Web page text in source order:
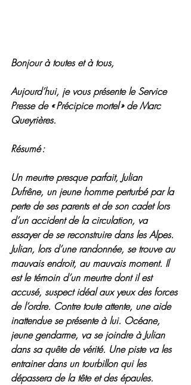
Bonjour à toutes et à tous,
Aujourd’hui, je vous présente le Service
Presse de « Précipice mortel » de Marc
Queyrières.
Résumé :
Un meurtre presque parfait, Julian
Dufrêne, un jeune homme perturbé par la
perte de ses parents et de son cadet lors
d’un accident de la circulation, va
essayer de se reconstruire dans les Alpes.
Julian, lors d’une randonnée, se trouve au
mauvais endroit, au mauvais moment. Il
est le témoin d’un meurtre dont il est
accusé, suspect idéal aux yeux des forces
de l’ordre. Contre toute attente, une aide
inattendue se présente à lui. Océane,
jeune gendarme, va se joindre à Julian
dans sa quête de vérité. Une piste va les
entrainer dans un tourbillon qui les
dépassera de la tête et des épaules.